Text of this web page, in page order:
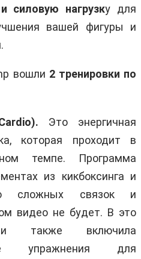
силовую нагрузку для
вашей фигуры и
вошли 2 тренировки по
Это энергичная
которая проходит в
темпе. Программа
из кикбоксинга и
сложных связок и
видео не будет. В это
также включила
упражнения для